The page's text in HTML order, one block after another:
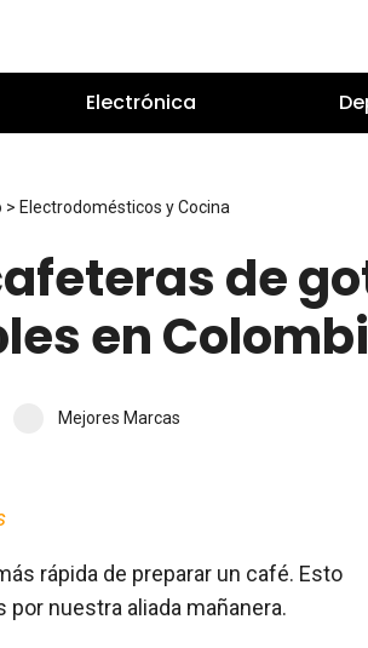
Electrónica
> Electrodomésticos y Cocina
de
en
Mejores Marcas
rápida de preparar un café. Esto
nuestra aliada mañanera.